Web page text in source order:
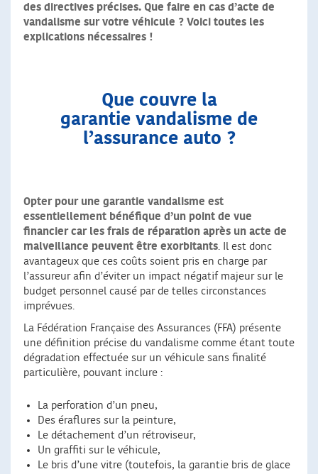
des directives précises. Que faire en cas d’acte de
vandalisme sur votre véhicule ? Voici toutes les
explications nécessaires !
Que couvre la
garantie vandalisme de
l’assurance auto ?
Opter pour une garantie vandalisme est
essentiellement bénéfique d’un point de vue
financier car les frais de réparation après un acte de
malveillance peuvent être exorbitants. Il est donc
avantageux que ces coûts soient pris en charge par
l’assureur afin d’éviter un impact négatif majeur sur le
budget personnel causé par de telles circonstances
imprévues.
La Fédération Française des Assurances (FFA) présente
une définition précise du vandalisme comme étant toute
dégradation effectuée sur un véhicule sans finalité
particulière, pouvant inclure :
La perforation d’un pneu,
Des éraflures sur la peinture,
Le détachement d’un rétroviseur,
Un graffiti sur le véhicule,
Le bris d’une vitre (toutefois, la garantie bris de glace